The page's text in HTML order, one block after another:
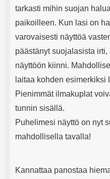
tarkasti mihin suojan
paikoilleen. Kun lasi on
varovaisesti näyttöä
päästänyt suojalasista
näyttöön kiinni.
laitaa kohden esimerkiksi
Pienimmät ilmakuplat
tunnin sisällä.
Puhelimesi näyttö on nyt
mahdollisella tavalla!
Kannattaa panostaa